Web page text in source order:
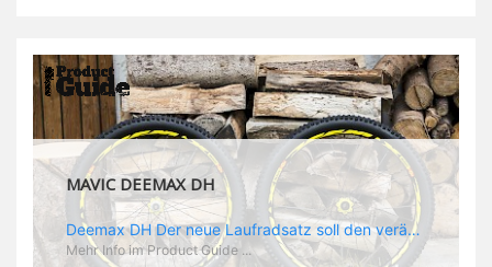
MAVIC DEEMAX PRO
Deemax Pro Schuh Vielleicht fragt ihr euch, was ein Schuh mit Deemax zu tun hat? Nun, hier spielt vor allem der Einsatzzweck eine Rolle: Deemax steht für Gravity pur und dafür ist auch der neue Schuh gedacht, der vor allem den Ideen von Downhill Legende Fabien Barel entspricht. Der Schuh soll ganz der Deemax Philosophie entsprechen: kompromisslose Funktion, effizient und hoher Komfort standen auf der Wunschliste von Fabien. Und das kam dabei heraus: - die neue „Energy Grip AM“ Sohle bietet maximale Stabilität und optimalen Grip auf dem Pedal. - die „Ergo Fit“ Innensohle soll super hohen Komfort bieten und optimal sitzen und zwar den ganzen Tag lang. - eine 3D-Mesch-Konstruktion soll den Fuß belüften und sowohl bei Sonne also auch unter kühlen Bedingungen für optimales Fußklima sorgen - die Assymetrische Konstruktion mit höherem Seitenteil innen soll den Knöchel optimal schützen - extra Schutz für die Zehen und die Fersen
Mehr Info im Product Guide ...